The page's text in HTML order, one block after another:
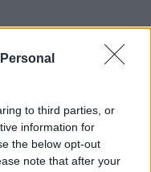
to third parties, or
information for
the below opt-out
note that after your
προσωρινά τους
επαναφέρει
επαναφέρει
Μοναχός